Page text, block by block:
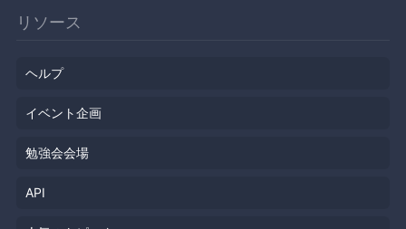
リソース
ヘルプ
イベント企画
勉強会会場
API